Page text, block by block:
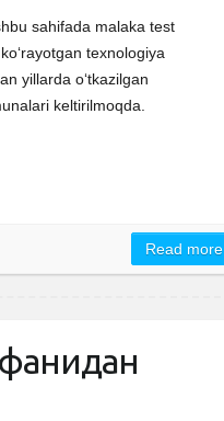
sahifada malaka test
texnologiya
yillarda o‘tkazilgan
keltirilmoqda.
Read more